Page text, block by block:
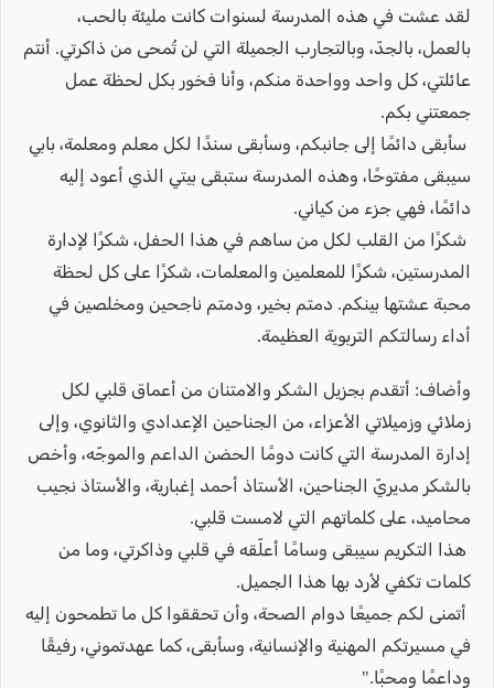
لقد عشت في هذه المدرسة لسنوات كانت مليئة بالحب،
بالعمل، بالجدّ، وبالتجارب الجميلة التي لن تُمحى من ذاكرتي. أنتم
عائلتي، كل واحد وواحدة منكم، وأنا فخور بكل لحظة عمل
جمعتني بكم.
سأبقى دائمًا إلى جانبكم، وسأبقى سندًا لكل معلم ومعلمة، بابي
سيبقى مفتوحًا، وهذه المدرسة ستبقى بيتي الذي أعود إليه
دائمًا، فهي جزء من كياني.
شكرًا من القلب لكل من ساهم في هذا الحفل، شكرًا لإدارة
المدرستين، شكرًا للمعلمين والمعلمات، شكرًا على كل لحظة
محبة عشتها بينكم. دمتم بخير، ودمتم ناجحين ومخلصين في
أداء رسالتكم التربوية العظيمة.
وأضاف: أتقدم بجزيل الشكر والامتنان من أعماق قلبي لكل
زملائي وزميلاتي الأعزاء، من الجناحين الإعدادي والثانوي، وإلى
إدارة المدرسة التي كانت دومًا الحضن الداعم والموجّه، وأخص
بالشكر مديريّ الجناحين، الأستاذ أحمد إغبارية، والأستاذ نجيب
محاميد، على كلماتهم التي لامست قلبي.
هذا التكريم سيبقى وسامًا أعلّقه في قلبي وذاكرتي، وما من
كلمات تكفي لأرد بها هذا الجميل.
أتمنى لكم جميعًا دوام الصحة، وأن تحققوا كل ما تطمحون إليه
في مسيرتكم المهنية والإنسانية، وسأبقى، كما عهدتموني، رفيقًا
وداعمًا ومحبًا."